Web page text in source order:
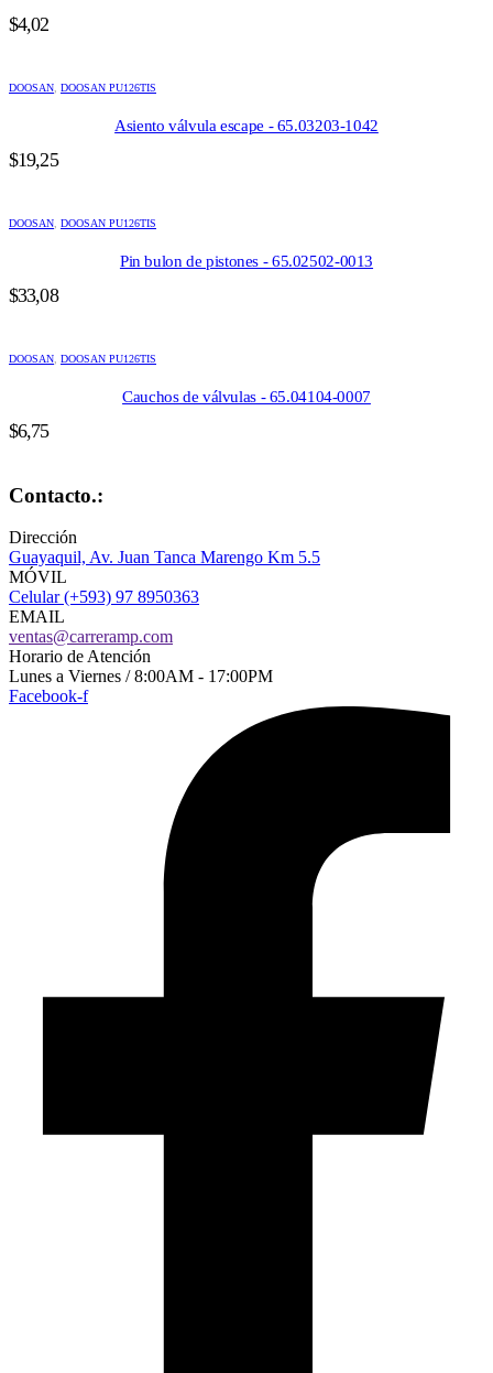
$4,02
DOOSAN DOOSAN PU126TIS
Asiento válvula escape - 65.03203-1042
$19,25
DOOSAN DOOSAN PU126TIS
Pin bulon de pistones - 65.02502-0013
$33,08
DOOSAN DOOSAN PU126TIS
Cauchos de válvulas - 65.04104-0007
$6,75
Contacto.:
Dirección
Guayaquil, Av. Juan Tanca Marengo Km 5.5
MÓVIL
Celular (+593) 97 8950363
EMAIL
ventas@carreramp.com
Horario de Atención
Lunes a Viernes / 8:00AM - 17:00PM
Facebook-f